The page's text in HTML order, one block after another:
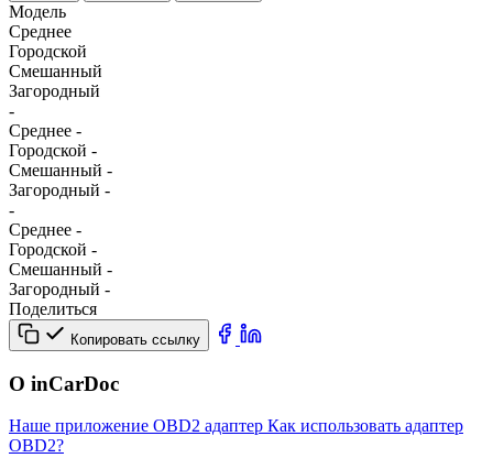
Модель
Среднее
Городской
Смешанный
Загородный
-
Среднее -
Городской -
Смешанный -
Загородный -
-
Среднее -
Городской -
Смешанный -
Загородный -
Поделиться
Копировать ссылку
О inCarDoc
Наше приложение OBD2 адаптер Как использовать адаптер
OBD2?